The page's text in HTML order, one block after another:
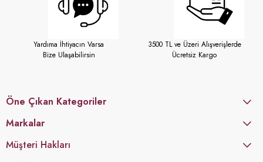
Yardıma İhtiyacın Varsa
Bize Ulaşabilirsin
3500 TL ve Üzeri Alışverişlerde
Ücretsiz Kargo
Öne Çıkan Kategoriler
Markalar
Müşteri Hakları